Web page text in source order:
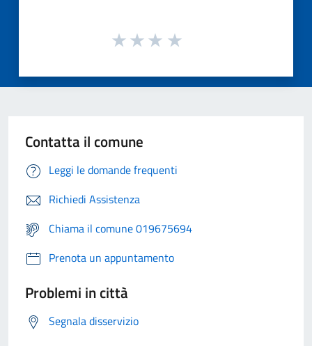
Contatta il comune
Leggi le domande frequenti
Richiedi Assistenza
Chiama il comune 019675694
Prenota un appuntamento
Problemi in città
Segnala disservizio